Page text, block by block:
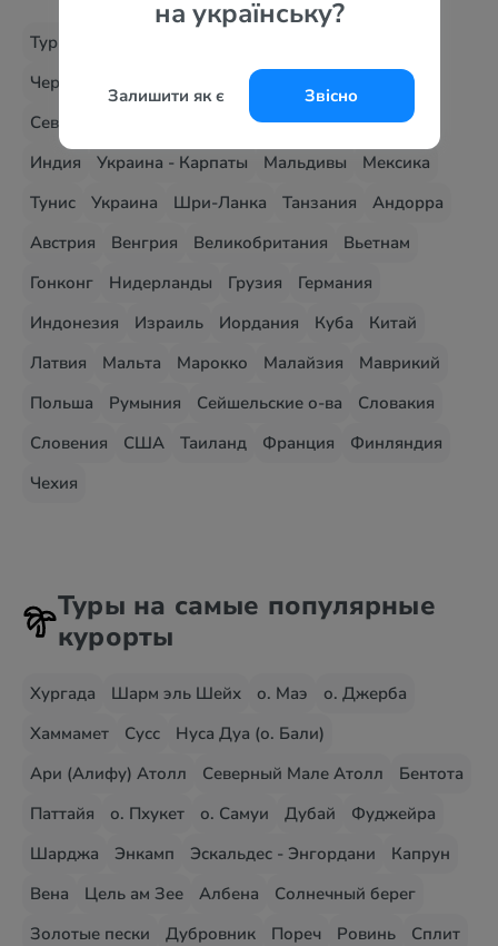
на українську?
Залишити як є Звісно
Турция
Черногория
Северная Македония
Албания
Доминикана
Индия
Украина - Карпаты Мальдивы
Мексика
Тунис
Украина Шри-Ланка Танзания
Андорра
Австрия
Венгрия Великобритания
Вьетнам
Гонконг
Нидерланды Грузия
Германия
Индонезия
Израиль Иордания Куба
Китай
Латвия
Мальта Марокко Малайзия
Маврикий
Польша
Румыния Сейшельские о-ва
Словакия
Словения
США Таиланд Франция
Финляндия
Чехия
Туры на самые популярные
курорты
Хургада Шарм эль Шейх о. Маэ
о. Джерба
Хаммамет
Сусс
Нуса Дуа (о. Бали)
Ари (Алифу) Атолл
Северный Мале Атолл
Бентота
Паттайя
о. Пхукет о. Самуи Дубай
Фуджейра
Шарджа
Энкамп Эскальдес - Энгордани
Капрун
Вена
Цель ам Зее Албена
Солнечный берег
Золотые пески
Дубровник Пореч Ровинь
Сплит